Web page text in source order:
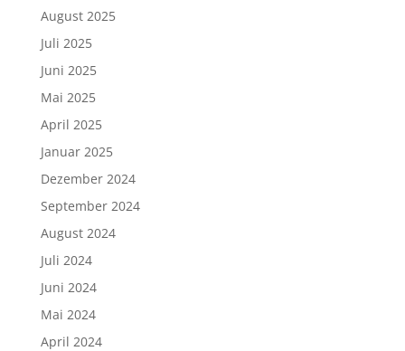
August 2025
Juli 2025
Juni 2025
Mai 2025
April 2025
Januar 2025
Dezember 2024
September 2024
August 2024
Juli 2024
Juni 2024
Mai 2024
April 2024